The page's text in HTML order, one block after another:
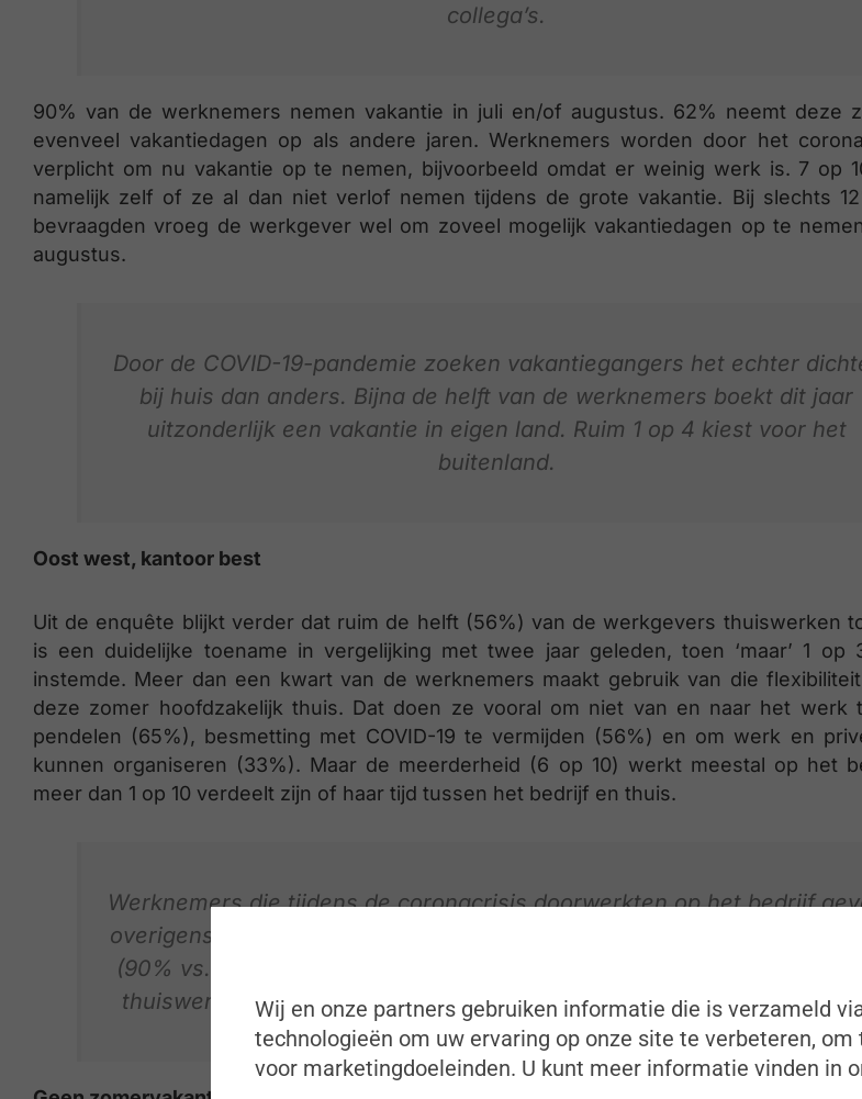
collega’s.
90% van de werknemers nemen vakantie in juli en/of augustus. 62% neemt deze
evenveel vakantiedagen op als andere jaren. Werknemers worden door het
verplicht om nu vakantie op te nemen, bijvoorbeeld omdat er weinig werk is. 7 op
namelijk zelf of ze al dan niet verlof nemen tijdens de grote vakantie. Bij slechts
bevraagden vroeg de werkgever wel om zoveel mogelijk vakantiedagen op te
augustus.
Door de COVID-19-pandemie zoeken vakantiegangers het echter
bij huis dan anders. Bijna de helft van de werknemers boekt dit jaar
uitzonderlijk een vakantie in eigen land. Ruim 1 op 4 kiest voor het
buitenland.
Oost west, kantoor best
Uit de enquête blijkt verder dat ruim de helft (56%) van de werkgevers thuiswerken
is een duidelijke toename in vergelijking met twee jaar geleden, toen ‘maar’ 1 op
instemde. Meer dan een kwart van de werknemers maakt gebruik van die
deze zomer hoofdzakelijk thuis. Dat doen ze vooral om niet van en naar het werk
pendelen (65%), besmetting met COVID-19 te vermijden (56%) en om werk en
kunnen organiseren (33%). Maar de meerderheid (6 op 10) werkt meestal op het
meer dan 1 op 10 verdeelt zijn of haar tijd tussen het bedrijf en thuis.
Werknemers die tijdens de coronacrisis doorwerkten op het bedrijf
overigens significant vaker aan ook deze zomermaanden daar te
(90% vs. 29%). Omgekeerd zetten werknemers die tijdens de lockdown
thuiswerkten dat regime in juli en augustus vaker verder (51% vs.
Wij en onze partners gebruiken informatie die is verzameld
technologieën om uw ervaring op onze site te verbeteren,
voor marketingdoeleinden. U kunt meer informatie vinden in